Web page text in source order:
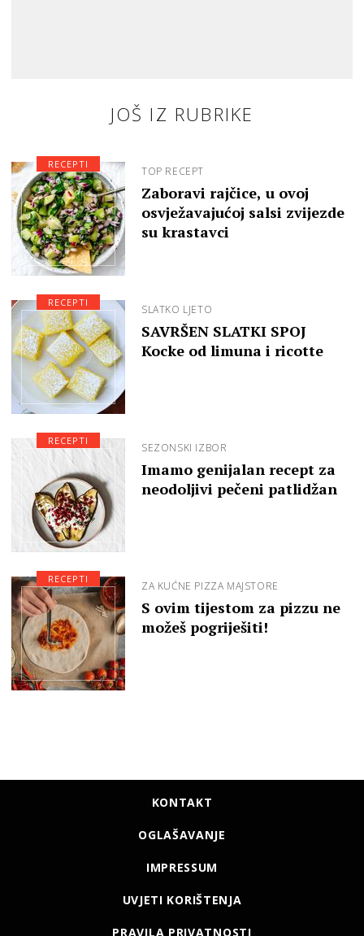
JOŠ IZ RUBRIKE
TOP RECEPT
Zaboravi rajčice, u ovoj
osvježavajućoj salsi zvijezde
su krastavci
RECEPTI
SLATKO LJETO
SAVRŠEN SLATKI SPOJ
Kocke od limuna i ricotte
RECEPTI
SEZONSKI IZBOR
Imamo genijalan recept za
neodoljivi pečeni patlidžan
RECEPTI
ZA KUĆNE PIZZA MAJSTORE
S ovim tijestom za pizzu ne
možeš pogriješiti!
RECEPTI
KONTAKT
OGLAŠAVANJE
IMPRESSUM
UVJETI KORIŠTENJA
PRAVILA PRIVATNOSTI